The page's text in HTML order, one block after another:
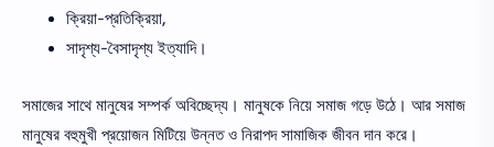
ক্রিয়া-প্রতিক্রিয়া,
সাদৃশ্য-বৈসাদৃশ্য ইত্যাদি।
সমাজের সাথে মানুষের সম্পর্ক অবিচ্ছেদ্য। মানুষকে নিয়ে সমাজ গড়ে উঠে। আর সমাজ
মানুষের বহুমুখী প্রয়োজন মিটিয়ে উন্নত ও নিরাপদ সামাজিক জীবন দান করে।